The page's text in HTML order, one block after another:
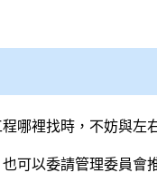
哪裡找時，不妨與左
可以委請管理委員會